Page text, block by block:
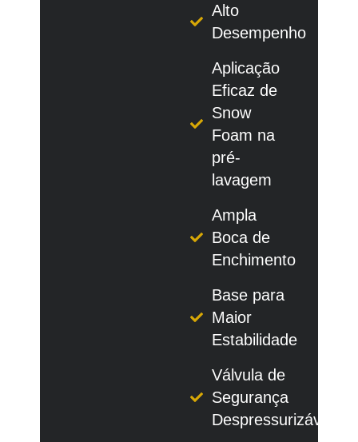
Alto
Desempenho
Aplicação
Eficaz de
Snow
Foam na
pré-
lavagem
Ampla
Boca de
Enchimento
Base para
Maior
Estabilidade
Válvula de
Segurança
Despressurizável